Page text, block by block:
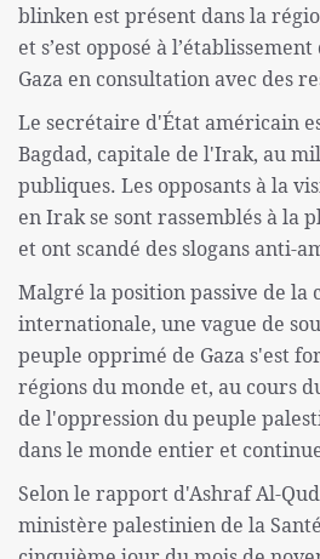
blinken est présent dans la
et s’est opposé à
Gaza en consultation avec des
Le secrétaire d'État américain
Bagdad, capitale de l'Irak, au
publiques. Les opposants à la
en Irak se sont rassemblés à la
et ont scandé des slogans anti-
Malgré la position passive de la
internationale, une vague de
peuple opprimé de Gaza s'est
régions du monde et, au cours
de l'oppression du peuple
dans le monde entier et
Selon le rapport d'Ashraf Al-
ministère palestinien de la